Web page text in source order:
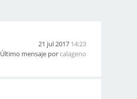
21 jul 2017 14:23
Último mensaje porcalageno